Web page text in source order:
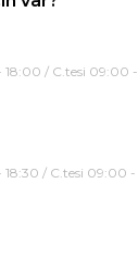
/ C.tesi 09:00 -
/ C.tesi 09:00 -